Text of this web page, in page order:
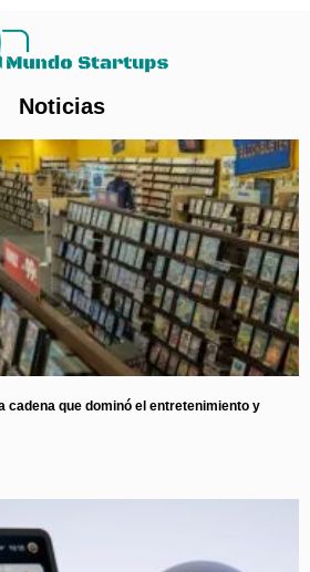
Noticias
cadena que dominó el entretenimiento y